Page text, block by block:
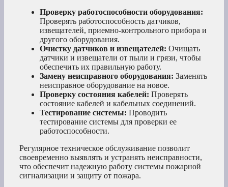
Проверку работоспособности оборудования:
Проверять работоспособность датчиков,
извещателей, приемно-контрольного прибора и
другого оборудования.
Очистку датчиков и извещателей: Очищать
датчики и извещатели от пыли и грязи, чтобы
обеспечить их правильную работу.
Замену неисправного оборудования: Заменять
неисправное оборудование на новое.
Проверку состояния кабелей: Проверять
состояние кабелей и кабельных соединений.
Тестирование системы: Проводить
тестирование системы для проверки ее
работоспособности.
Регулярное техническое обслуживание позволит
своевременно выявлять и устранять неисправности,
что обеспечит надежную работу системы пожарной
сигнализации и защиту от пожара.